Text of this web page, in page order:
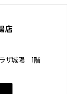
店
ザ城陽 1階